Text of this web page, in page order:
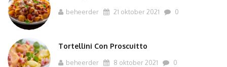
beheerder 21 oktober 2021 0
Tortellini Con Proscuitto
beheerder 8 oktober 2021 0